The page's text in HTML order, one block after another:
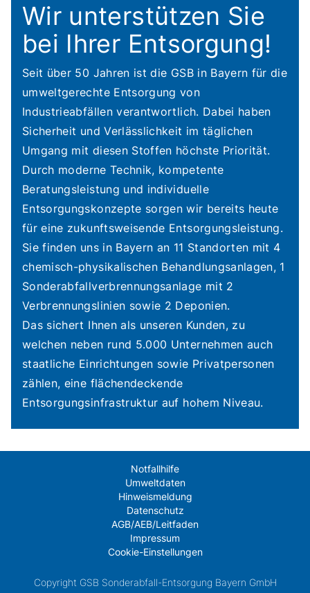
Wir unterstützen Sie
bei Ihrer Entsorgung!
Seit über 50 Jahren ist die GSB in Bayern für die
umweltgerechte Entsorgung von
Industrieabfällen verantwortlich. Dabei haben
Sicherheit und Verlässlichkeit im täglichen
Umgang mit diesen Stoffen höchste Priorität.
Durch moderne Technik, kompetente
Beratungsleistung und individuelle
Entsorgungskonzepte sorgen wir bereits heute
für eine zukunftsweisende Entsorgungsleistung.
Sie finden uns in Bayern an 11 Standorten mit 4
chemisch-physikalischen Behandlungsanlagen, 1
Sonderabfallverbrennungsanlage mit 2
Verbrennungslinien sowie 2 Deponien.
Das sichert Ihnen als unseren Kunden, zu
welchen neben rund 5.000 Unternehmen auch
staatliche Einrichtungen sowie Privatpersonen
zählen, eine flächendeckende
Entsorgungsinfrastruktur auf hohem Niveau.
Notfallhilfe
Umweltdaten
Hinweismeldung
Datenschutz
AGB/AEB/Leitfaden
Impressum
Cookie-Einstellungen
Copyright GSB Sonderabfall-Entsorgung Bayern GmbH